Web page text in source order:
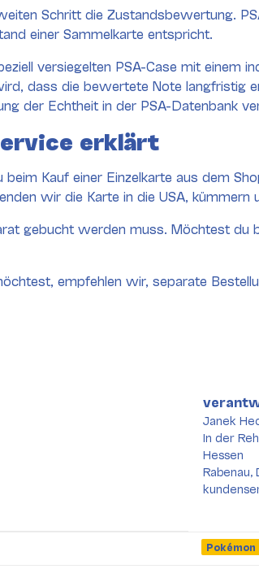
Schritt die Zustandsbewertung.
einer Sammelkarte entspricht.
versiegelten PSA-Case mit einem
dass die bewertete Note langfristig
der Echtheit in der PSA-Datenbank
erklärt
Kauf einer Einzelkarte aus dem
wir die Karte in die USA,
gebucht werden muss. Möchtest du
empfehlen wir, separate
Janek
In der
Hessen
Rabenau,
Pokémon